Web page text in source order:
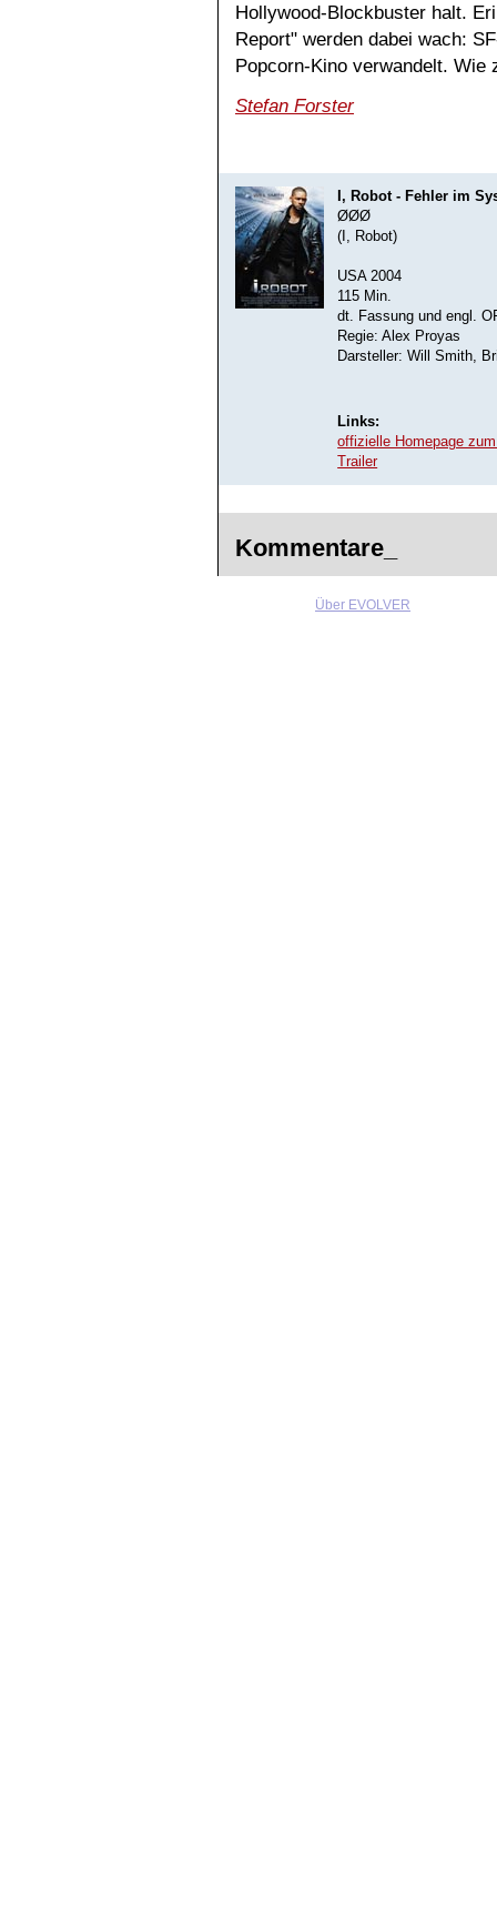
Hollywood-Blockbuster halt.
Report" werden dabei wach:
Popcorn-Kino verwandelt. Wie
Stefan Forster
I, Robot - Fehler im
ØØØ
(I, Robot)
USA 2004
115 Min.
dt. Fassung und engl.
Regie: Alex Proyas
Darsteller: Will Smith,
Links:
offizielle Homepage
Trailer
Kommentare_
Über EVOLVER